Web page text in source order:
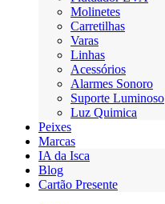
Molinetes
Carretilhas
Varas
Linhas
Acessórios
Alarmes Sonoro
Suporte Luminoso
Luz Quimica
Peixes
Marcas
IA da Isca
Blog
Cartão Presente